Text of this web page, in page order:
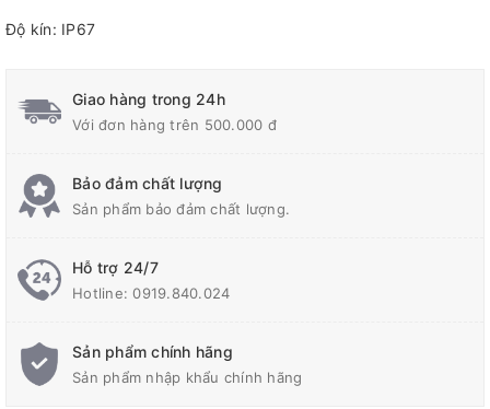
Độ kín: IP67
Giao hàng trong 24h
Với đơn hàng trên 500.000 đ
Bảo đảm chất lượng
Sản phẩm bảo đảm chất lượng.
Hỗ trợ 24/7
Hotline:0919.840.024
Sản phẩm chính hãng
Sản phẩm nhập khẩu chính hãng